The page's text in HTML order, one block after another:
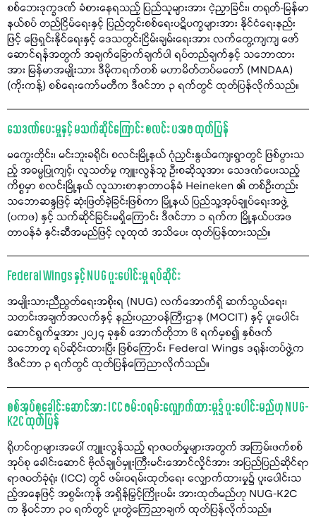
စစ်ဘေးဒုက္ခဒဏ် ခံစားနေရသည့် ပြည်သူများအား ငဲ့ညှာခြင်း၊ တရုတ်-မြန်မာ
နယ်စပ် တည်ငြိမ်ရေးနှင့် ပြည်တွင်းစစ်ရေးပဋိပက္ခများအား နိုင်ငံရေးနည်း
ဖြင့် ဖြေရှင်းနိုင်ရေးနှင့် ဒေသတွင်းငြိမ်းချမ်းရေးအား လက်တွေ့ကျကျ ဖော်
ဆောင်ရန်အတွက် အချက်ခြောက်ချက်ပါ ရပ်တည်ချက်နှင့် သဘောထား
အား မြန်မာအမျိုးသား ဒီမိုကရက်တစ် မဟာမိတ်တပ်မတော် (MNDAA)
(ကိုးကန့်) စစ်ရေးကော်မတီက ဒီဇင်ဘာ ၃ ရက်တွင် ထုတ်ပြန်လိုက်သည်။
သေဒဏ်ပေးမှုနှင့် မသက်ဆိုင်ကြောင်း စလင်း ပအဖ ထုတ်ပြန်
မကွေးတိုင်း၊ မင်းဘူးခရိုင်၊ စလင်းမြို့နယ် ဂုံညှင်းနွယ်ကျေးရွာတွင် ဖြစ်ပွားသ
ည့် အဓမ္မပြုကျင့်၊ လူသတ်မှု ကျူးလွန်သူ ဦးစဆိုသူအား သေဒဏ်ပေးသည့်
ကိစ္စမှာ စလင်းမြို့နယ် လူသားစာနာတာဝန်ခံ Heineken ၏ တစ်ဦးတည်း
သဘောဆန္ဒဖြင့် ဆုံးဖြတ်ခဲ့ခြင်းဖြစ်ကာ မြို့နယ် ပြည်သူ့အုပ်ချုပ်ရေးအဖွဲ့
(ပကဖ) နှင့် သက်ဆိုင်ခြင်းမရှိကြောင်း ဒီဇင်ဘာ ၁ ရက်က မြို့နယ်ပအဖ
တာဝန်ခံ နှင်းဆီအမည်ဖြင့် လူထုထံ အသိပေး ထုတ်ပြန်ထားသည်။
Federal Wings နှင့် NUG ပူးပေါင်းမှု ရပ်ဆိုင်း
အမျိုးသားညီညွတ်ရေးအစိုးရ (NUG) လက်အောက်ရှိ ဆက်သွယ်ရေး၊
သတင်းအချက်အလက်နှင့် နည်းပညာဝန်ကြီးဌာန (MOCIT) နှင့် ပူးပေါင်း
ဆောင်ရွက်မှုအား ၂၀၂၄ ခုနှစ် အောက်တိုဘာ ၆ ရက်မှစ၍ နှစ်ဖက်
သဘောတူ ရပ်ဆိုင်းထားပြီး ဖြစ်ကြောင်း Federal Wings ဒရုန်းတပ်ဖွဲ့က
ဒီဇင်ဘာ ၃ ရက်တွင် ထုတ်ပြန်ကြေညာလိုက်သည်။
စစ်အုပ်စုခေါင်းဆောင်အား ICC ဖမ်းဝရမ်းလျှောက်ထားမှု၌ ပူးပေါင်းမည်ဟု NUG-
K2C ထုတ်ပြန်
ရိုဟင်ဂျာများအပေါ် ကျူးလွန်သည့် ရာဇဝတ်မှုများအတွက် အကြမ်းဖက်စစ်
အုပ်စု ခေါင်းဆောင် ဗိုလ်ချုပ်မှူးကြီးမင်းအောင်လှိုင်အား အပြည်ပြည်ဆိုင်ရာ
ရာဇဝတ်ခုံရုံး (ICC) တွင် ဖမ်းဝရမ်းထုတ်ရေး လျှောက်ထားမှု၌ ပူးပေါင်းသ
ည့်အနေဖြင့် အစွမ်းကုန် အရှိန်မြှင့်ကြိုးပမ်း အားထုတ်မည်ဟု NUG-K2C
က နိုဝင်ဘာ ၃၀ ရက်တွင် ပူးတွဲကြေညာချက် ထုတ်ပြန်လိုက်သည်။